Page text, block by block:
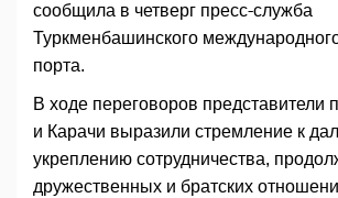
сообщила в четверг пресс-служба
Туркменбашинского
порта.
В ходе переговоров представители
и Карачи выразили стремление к
укреплению сотрудничества,
дружественных и братских